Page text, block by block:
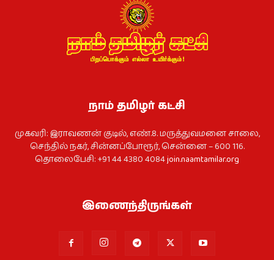
நாம் தமிழர் கட்சி
முகவரி: இராவணன் குடில், எண்.8. மருத்துவமனை சாலை,
செந்தில் நகர், சின்னப்போரூர், சென்னை – 600 116.
தொலைபேசி: +91 44 4380 4084join.naamtamilar.org
இணைந்திருங்கள்